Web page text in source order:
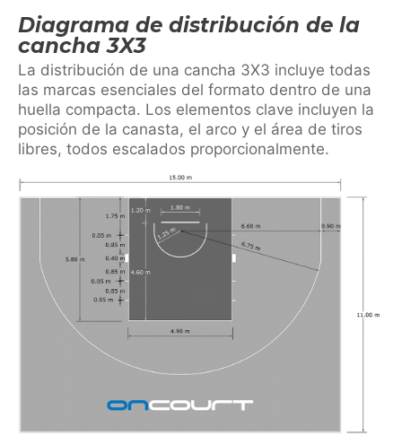
Diagrama de distribución de la
cancha 3X3
La distribución de una cancha 3X3 incluye todas
las marcas esenciales del formato dentro de una
huella compacta. Los elementos clave incluyen la
posición de la canasta, el arco y el área de tiros
libres, todos escalados proporcionalmente.